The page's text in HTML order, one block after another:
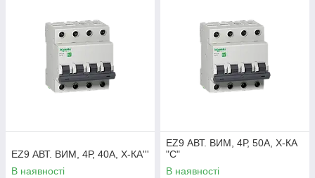
EZ9 АВТ. ВИМ, 4Р, 40А, Х-КА'''
В наявності
EZ9 АВТ. ВИМ, 4Р, 50А, Х-КА
"С"
В наявності